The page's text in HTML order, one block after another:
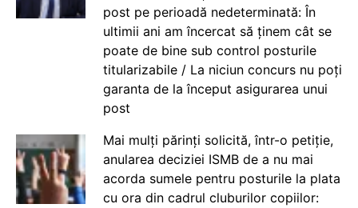
post pe perioadă nedeterminată: În
ultimii ani am încercat să ținem cât se
poate de bine sub control posturile
titularizabile / La niciun concurs nu poți
garanta de la început asigurarea unui
post
Mai mulți părinți solicită, într-o petiție,
anularea deciziei ISMB de a nu mai
acorda sumele pentru posturile la plata
cu ora din cadrul cluburilor copiilor: